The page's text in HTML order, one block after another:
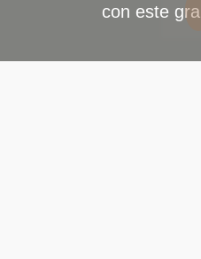
con este